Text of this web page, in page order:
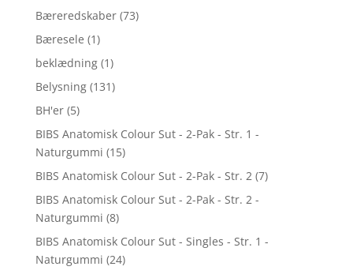
Bæreredskaber (73)
Bæresele (1)
beklædning (1)
Belysning (131)
BH'er (5)
BIBS Anatomisk Colour Sut - 2-Pak - Str. 1 -
Naturgummi (15)
BIBS Anatomisk Colour Sut - 2-Pak - Str. 2 (7)
BIBS Anatomisk Colour Sut - 2-Pak - Str. 2 -
Naturgummi (8)
BIBS Anatomisk Colour Sut - Singles - Str. 1 -
Naturgummi (24)